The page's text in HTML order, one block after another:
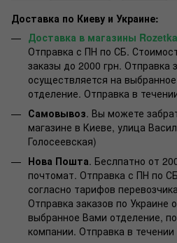
Доставка по Киеву и Украине:
Доставка в магазины Rozetka
Отправка с ПН по СБ.
заказы до 2000 грн. Отправка
осуществляется на
отделение. Отправка в
Самовывоз. Вы можете
магазине в Киеве, улица
Голосеевская)
Нова Пошта. Беслпатно от
почтомат. Отправка с ПН по
согласно тарифов
Отправка заказов по Украине
выбранное Вами отделение,
компании. Отправка в